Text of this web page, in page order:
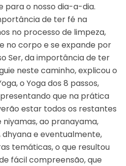
para o nosso dia-a-dia.
de ter fé na
no processo de limpeza,
no corpo e se expande por
Ser, da importância de ter
neste caminho, explicou o
o Yoga dos 8 passos,
que na prática
estar todos os restantes
ao pranayama,
e eventualmente,
temáticas, o que resultou
fácil compreensão, que